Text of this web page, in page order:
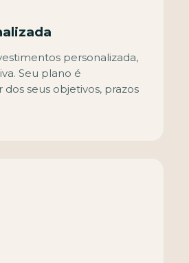
personalizada,
Seu plano é
seus objetivos, prazos